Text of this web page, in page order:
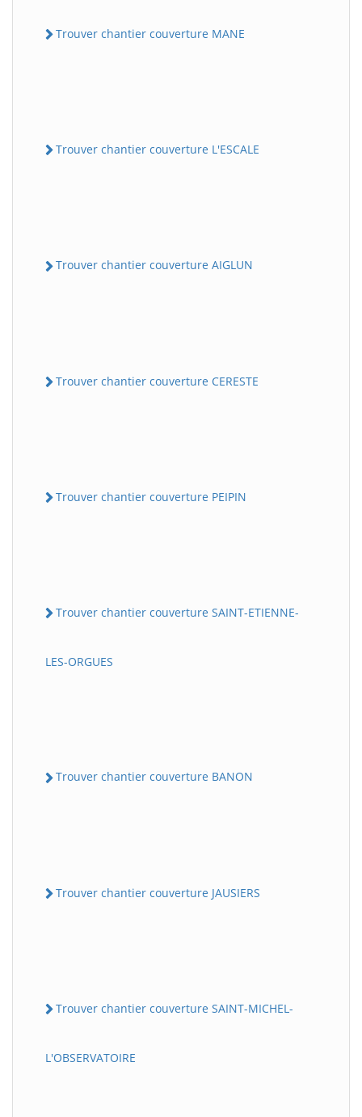
Trouver chantier couverture MANE
Trouver chantier couverture L'ESCALE
Trouver chantier couverture AIGLUN
Trouver chantier couverture CERESTE
Trouver chantier couverture PEIPIN
Trouver chantier couverture SAINT-ETIENNE-
LES-ORGUES
Trouver chantier couverture BANON
Trouver chantier couverture JAUSIERS
Trouver chantier couverture SAINT-MICHEL-
L'OBSERVATOIRE